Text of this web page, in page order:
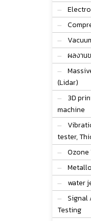
ผลงาน
(Lidar)
3D
machine
tester,
Ozone
water
Signal
Testing